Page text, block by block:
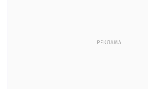
РЕКЛАМА